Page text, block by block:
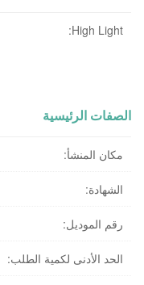
High Light:
الصفات الرئيسية
مكان المنشأ:
الشهادة:
رقم الموديل:
الحد الأدنى لكمية الطلب: